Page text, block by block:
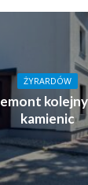
ŻYRARDÓW
kamienic